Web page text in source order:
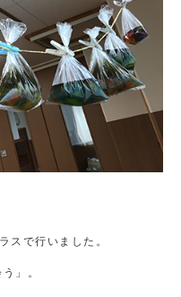
スで行いました。
」。